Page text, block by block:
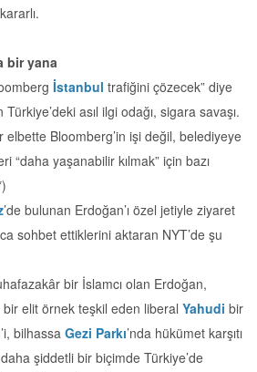
bir yana
İstanbul trafiğini çözecek” diye
asıl ilgi odağı, sigara savaşı.
Bloomberg’in işi değil, belediyeye
“daha yaşanabilir kılmak” için bazı
’de bulunan Erdoğan’ı özel jetiyle ziyaret
sohbet ettiklerini aktaran NYT’de şu
bir İslamcı olan Erdoğan,
bir elit örnek teşkil eden liberal Yahudi bir
bilhassa Gezi Parkı’nda hükümet karşıtı
şiddetli bir biçimde Türkiye’de